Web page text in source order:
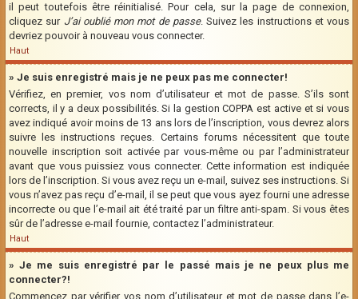
il peut toutefois être réinitialisé. Pour cela, sur la page de connexion,
cliquez sur J’ai oublié mon mot de passe. Suivez les instructions et vous
devriez pouvoir à nouveau vous connecter.
Haut
» Je suis enregistré mais je ne peux pas me connecter!
Vérifiez, en premier, vos nom d’utilisateur et mot de passe. S’ils sont
corrects, il y a deux possibilités. Si la gestion COPPA est active et si vous
avez indiqué avoir moins de 13 ans lors de l’inscription, vous devrez alors
suivre les instructions reçues. Certains forums nécessitent que toute
nouvelle inscription soit activée par vous-même ou par l’administrateur
avant que vous puissiez vous connecter. Cette information est indiquée
lors de l’inscription. Si vous avez reçu un e-mail, suivez ses instructions. Si
vous n’avez pas reçu d’e-mail, il se peut que vous ayez fourni une adresse
incorrecte ou que l’e-mail ait été traité par un filtre anti-spam. Si vous êtes
sûr de l’adresse e-mail fournie, contactez l’administrateur.
Haut
» Je me suis enregistré par le passé mais je ne peux plus me
connecter?!
Commencez par vérifier vos nom d’utilisateur et mot de passe dans l’e-